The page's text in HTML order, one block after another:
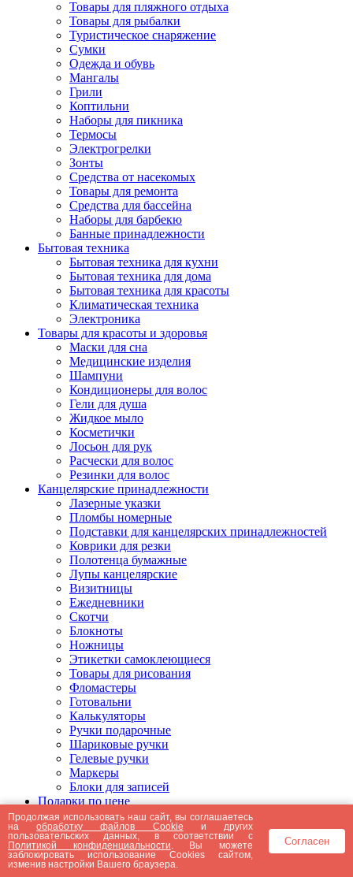
Товары для пляжного отдыха
Товары для рыбалки
Туристическое снаряжение
Сумки
Одежда и обувь
Мангалы
Грили
Коптильни
Наборы для пикника
Термосы
Электрогрелки
Зонты
Средства от насекомых
Товары для ремонта
Средства для бассейна
Наборы для барбекю
Банные принадлежности
Бытовая техника
Бытовая техника для кухни
Бытовая техника для дома
Бытовая техника для красоты
Климатическая техника
Электроника
Товары для красоты и здоровья
Маски для сна
Медицинские изделия
Шампуни
Кондиционеры для волос
Гели для душа
Жидкое мыло
Косметички
Лосьон для рук
Расчески для волос
Резинки для волос
Канцелярские принадлежности
Лазерные указки
Пломбы номерные
Подставки для канцелярских принадлежностей
Коврики для резки
Полотенца бумажные
Лупы канцелярские
Визитницы
Ежедневники
Скотчи
Блокноты
Ножницы
Этикетки самоклеющиеся
Товары для рисования
Фломастеры
Готовальни
Калькуляторы
Ручки подарочные
Шариковые ручки
Гелевые ручки
Маркеры
Блоки для записей
Подарки по цене
Подарки от 5000 рублей
Подарки до 5000 рублей
Подарки до 3000 рублей
Подарки до 2000 рублей
Подарки до 1000 рублей
Продолжая использовать наш сайт, вы соглашаетесь
наобработку файлов Cookie и других
пользовательских данных, в соответствии с
Политикой конфиденциальности . Вы можете
заблокировать использование Cookies сайтом,
изменив настройки Вашего браузера.
Согласен